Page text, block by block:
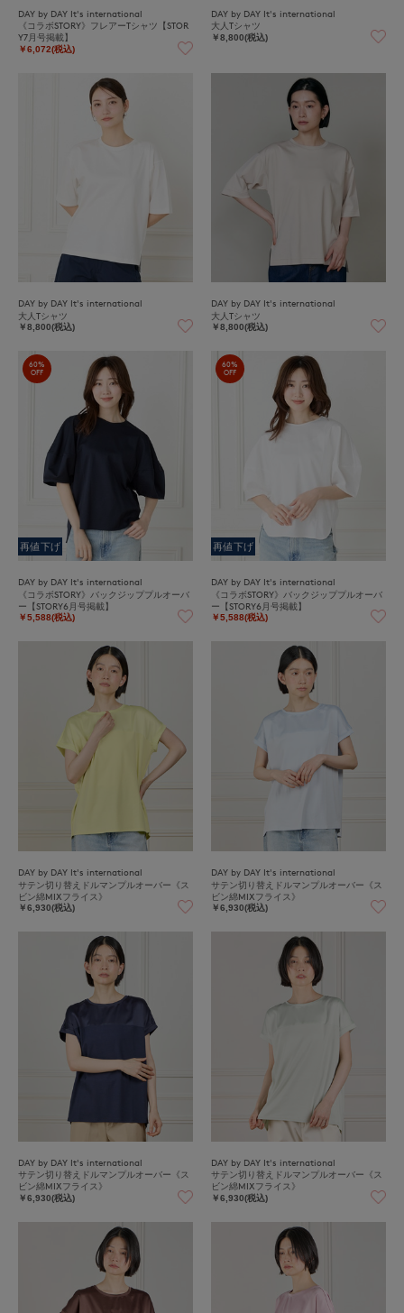
DAY by DAY It's international
《コラボSTORY》フレアーTシャツ【STOR
Y7月号掲載】
￥6,072(税込)
DAY by DAY It's international
大人Tシャツ
￥8,800(税込)
DAY by DAY It's international
大人Tシャツ
￥8,800(税込)
DAY by DAY It's international
大人Tシャツ
￥8,800(税込)
60%
OFF
再値下げ
DAY by DAY It's international
《コラボSTORY》バックジッププルオーバ
ー【STORY6月号掲載】
￥5,588(税込)
60%
OFF
再値下げ
DAY by DAY It's international
《コラボSTORY》バックジッププルオーバ
ー【STORY6月号掲載】
￥5,588(税込)
DAY by DAY It's international
サテン切り替えドルマンプルオーバー《ス
ビン綿MIXフライス》
￥6,930(税込)
DAY by DAY It's international
サテン切り替えドルマンプルオーバー《ス
ビン綿MIXフライス》
￥6,930(税込)
DAY by DAY It's international
サテン切り替えドルマンプルオーバー《ス
ビン綿MIXフライス》
￥6,930(税込)
DAY by DAY It's international
サテン切り替えドルマンプルオーバー《ス
ビン綿MIXフライス》
￥6,930(税込)